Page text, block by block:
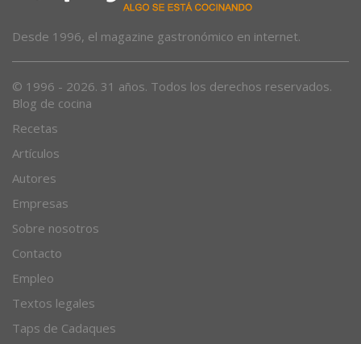
Blog de cocina
Recetas
Artículos
Autores
Empresas
Sobre nosotros
Contacto
Empleo
Textos legales